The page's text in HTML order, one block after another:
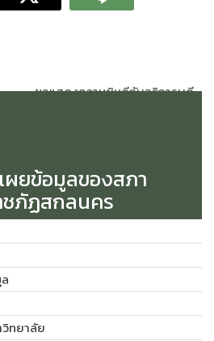
ขอแสดงความยินดีกับอธิการบดี
ยข้อมูลของสภา
ชภัฏสกลนคร
ทยาลัย